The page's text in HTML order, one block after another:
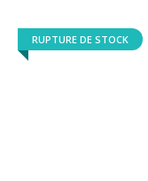
RUPTURE DE STOCK